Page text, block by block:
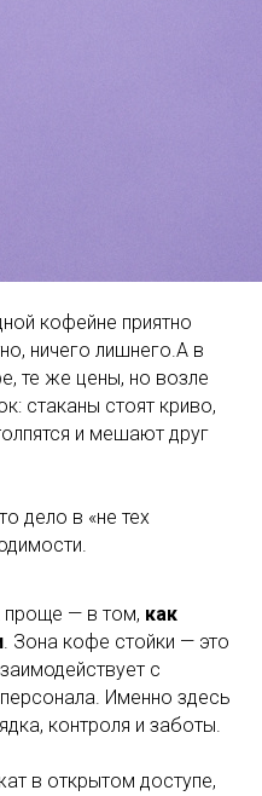
кофейне приятно
ничего лишнего.А в
те же цены, но возле
стаканы стоят криво,
и мешают друг
дело в «не тех
проще — в том, как
. Зона кофе стойки — это
с
Именно здесь
контроля и заботы.
в открытом доступе,